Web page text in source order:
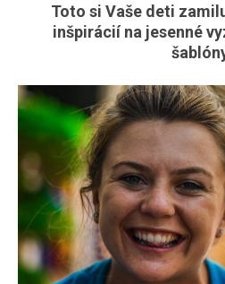
Toto si Vaše deti
inšpirácií na jesenné